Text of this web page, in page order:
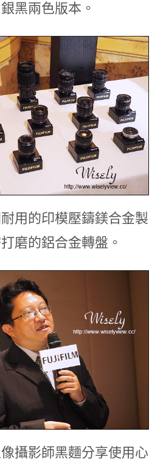
黑兩色版本。
用的印模壓鑄鎂合金製
磨的鋁合金轉盤。
攝影師黑麵分享使用心